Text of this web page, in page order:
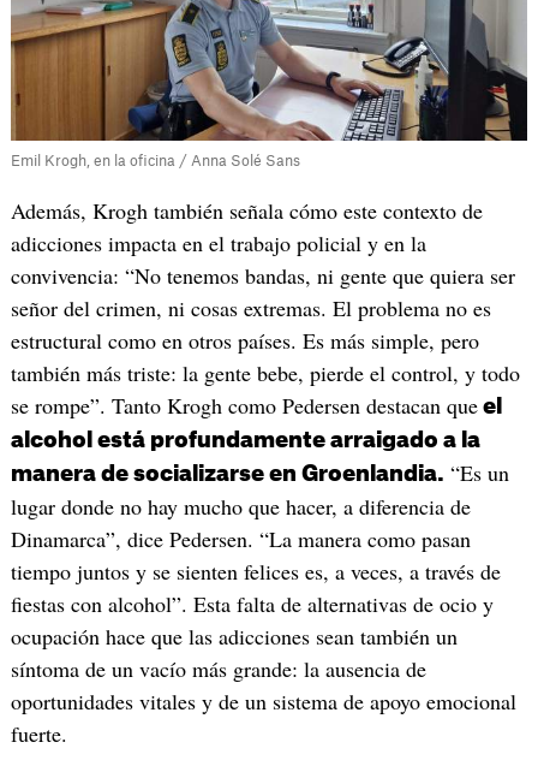
Emil Krogh, en la oficina / Anna Solé Sans
Además, Krogh también señala cómo este contexto de
adicciones impacta en el trabajo policial y en la
convivencia: “No tenemos bandas, ni gente que quiera ser
señor del crimen, ni cosas extremas. El problema no es
estructural como en otros países. Es más simple, pero
también más triste: la gente bebe, pierde el control, y todo
se rompe”. Tanto Krogh como Pedersen destacan queel
alcohol está profundamente arraigado a la
manera de socializarse en Groenlandia. “Es un
lugar donde no hay mucho que hacer, a diferencia de
Dinamarca”, dice Pedersen. “La manera como pasan
tiempo juntos y se sienten felices es, a veces, a través de
fiestas con alcohol”. Esta falta de alternativas de ocio y
ocupación hace que las adicciones sean también un
síntoma de un vacío más grande: la ausencia de
oportunidades vitales y de un sistema de apoyo emocional
fuerte.